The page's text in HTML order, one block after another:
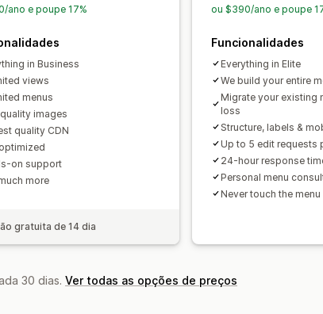
Tradução
Reatividade
Permissões de utilizador
ano e poupe 17%
in Business
views
menus
images
quality CDN
on support
more
gratuita de 14 dia
ou $390/ano e poupe
Funcionalidades
Everything in Elite
We build your entire
Migrate your existing
loss
Structure, labels &
Up to 5 edit requests
24-hour response
Personal menu
Never touch the
30 dias. Ver todas as opções de preços